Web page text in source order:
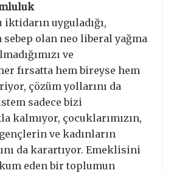
uyguladığı,
olan neo liberal yağma
ve
fırsatta hem bireyse hem
çözüm yollarını da
sadece bizi
kalmıyor, çocuklarımızın,
ve kadınların
da karartıyor. Emeklisini
eden bir toplumun